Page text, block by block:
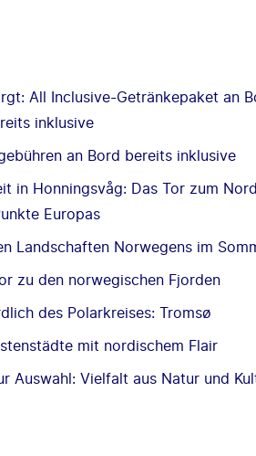
All Inclusive-Getränkepaket an
inklusive
an Bord bereits inklusive
in Honningsvåg: Das Tor zum
Europas
Landschaften Norwegens im
zu den norwegischen Fjorden
des Polarkreises: Tromsø
mit nordischem Flair
Auswahl: Vielfalt aus Natur und